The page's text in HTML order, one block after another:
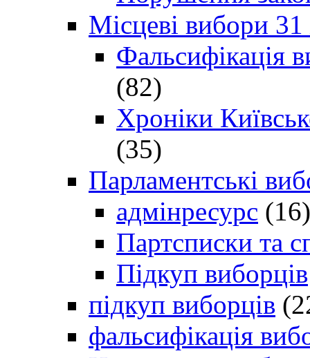
Місцеві вибори
Фальсифікація
(82)
Хроніки
(35)
Парламентські
адмінресурс (16)
Партсписки та
Підкуп виборців
підкуп виборців
фальсифікація